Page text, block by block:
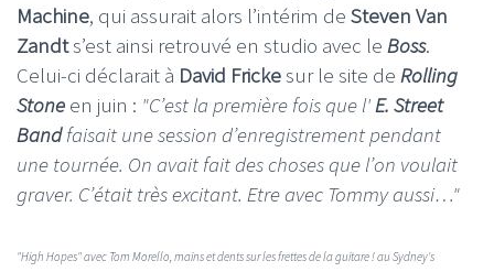
Machine, qui assurait alors l’intérim de Steven Van
Zandts’est ainsi retrouvé en studio avec le Boss.
Celui-ci déclarait à David Frickesur le site de Rolling
Stone en juin : "C’est la première fois que l'E. Street
Bandfaisait une session d’enregistrement pendant
une tournée. On avait fait des choses que l’on voulait
graver. C’était très excitant. Etre avec Tommy aussi…"
"High Hopes" avec Tom Morello, mains et dents sur les frettes de la guitare ! au Sydney's